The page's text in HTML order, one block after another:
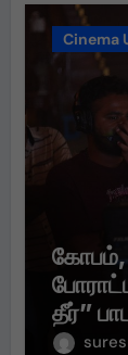
Cinema
கோபம்,
தீர்”